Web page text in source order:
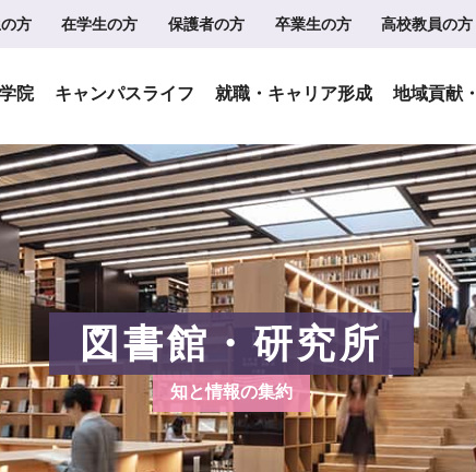
方 在学生の方 保護者の方 卒業生の方 高校教員の方
院 キャンパスライフ 就職・キャリア形成 地域貢献
図書館・研究所
知と情報の集約